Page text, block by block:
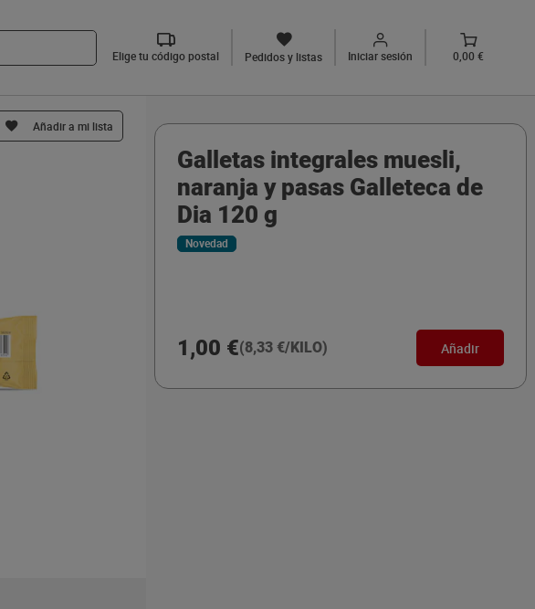
Elige tu código postal Pedidos y listas Iniciar sesión 0,00 €
Añadir a mi lista
Galletas integrales muesli,
naranja y pasas Galleteca de
Dia 120 g
Novedad
1,00 €(8,33 €/KILO) Añadir